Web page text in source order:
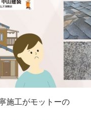
施工がモットーの